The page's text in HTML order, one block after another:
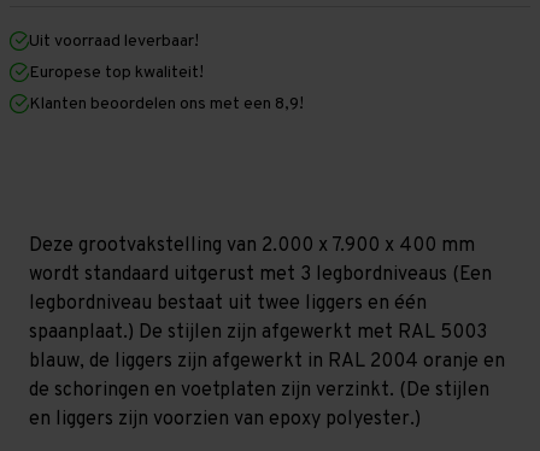
mm
x
400
mm
mm
400
mm
Uit voorraad leverbaar!
Europese top kwaliteit!
Klanten beoordelen ons met een 8,9!
Deze grootvakstelling van 2.000 x 7.900 x 400 mm
wordt standaard uitgerust met 3 legbordniveaus (Een
legbordniveau bestaat uit twee liggers en één
spaanplaat.) De stijlen zijn afgewerkt met RAL 5003
blauw, de liggers zijn afgewerkt in RAL 2004 oranje en
de schoringen en voetplaten zijn verzinkt. (De stijlen
en liggers zijn voorzien van epoxy polyester.)